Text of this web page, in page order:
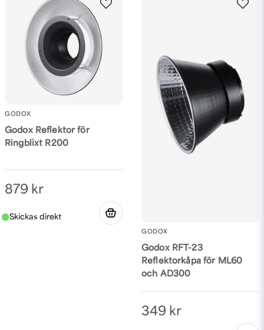
GODOX
Godox Reflektor för
Ringblixt R200
879 kr
GODOX
Godox RFT-23
Reflektorkåpa för ML60
och AD300
349 kr